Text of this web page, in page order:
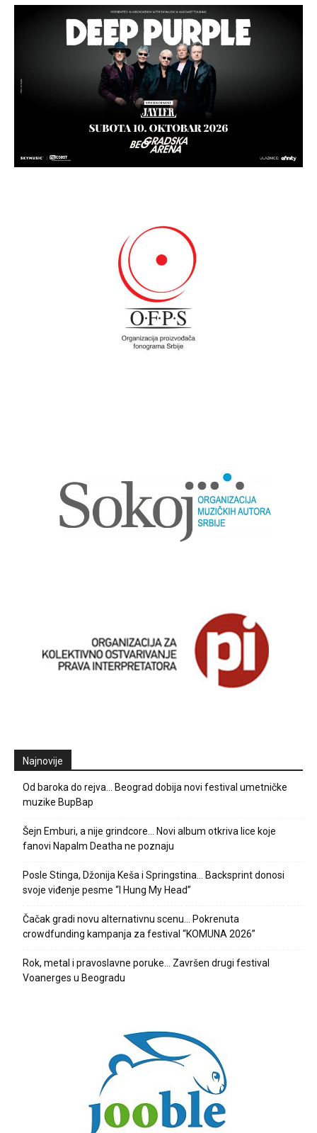
Najnovije
Od baroka do rejva… Beograd dobija novi festival umetničke
muzike BupBap
Šejn Emburi, a nije grindcore… Novi album otkriva lice koje
fanovi Napalm Deatha ne poznaju
Posle Stinga, Džonija Keša i Springstina… Backsprint donosi
svoje viđenje pesme “I Hung My Head”
Čačak gradi novu alternativnu scenu… Pokrenuta
crowdfunding kampanja za festival “KOMUNA 2026”
Rok, metal i pravoslavne poruke… Završen drugi festival
Voanerges u Beogradu